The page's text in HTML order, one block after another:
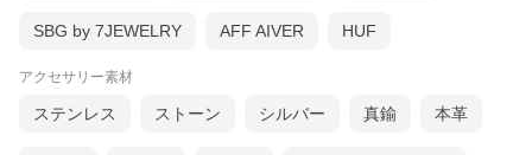
SBG by 7JEWELRY AFF AIVER HUF
アクセサリー素材
ステンレス ストーン シルバー 真鍮 本革